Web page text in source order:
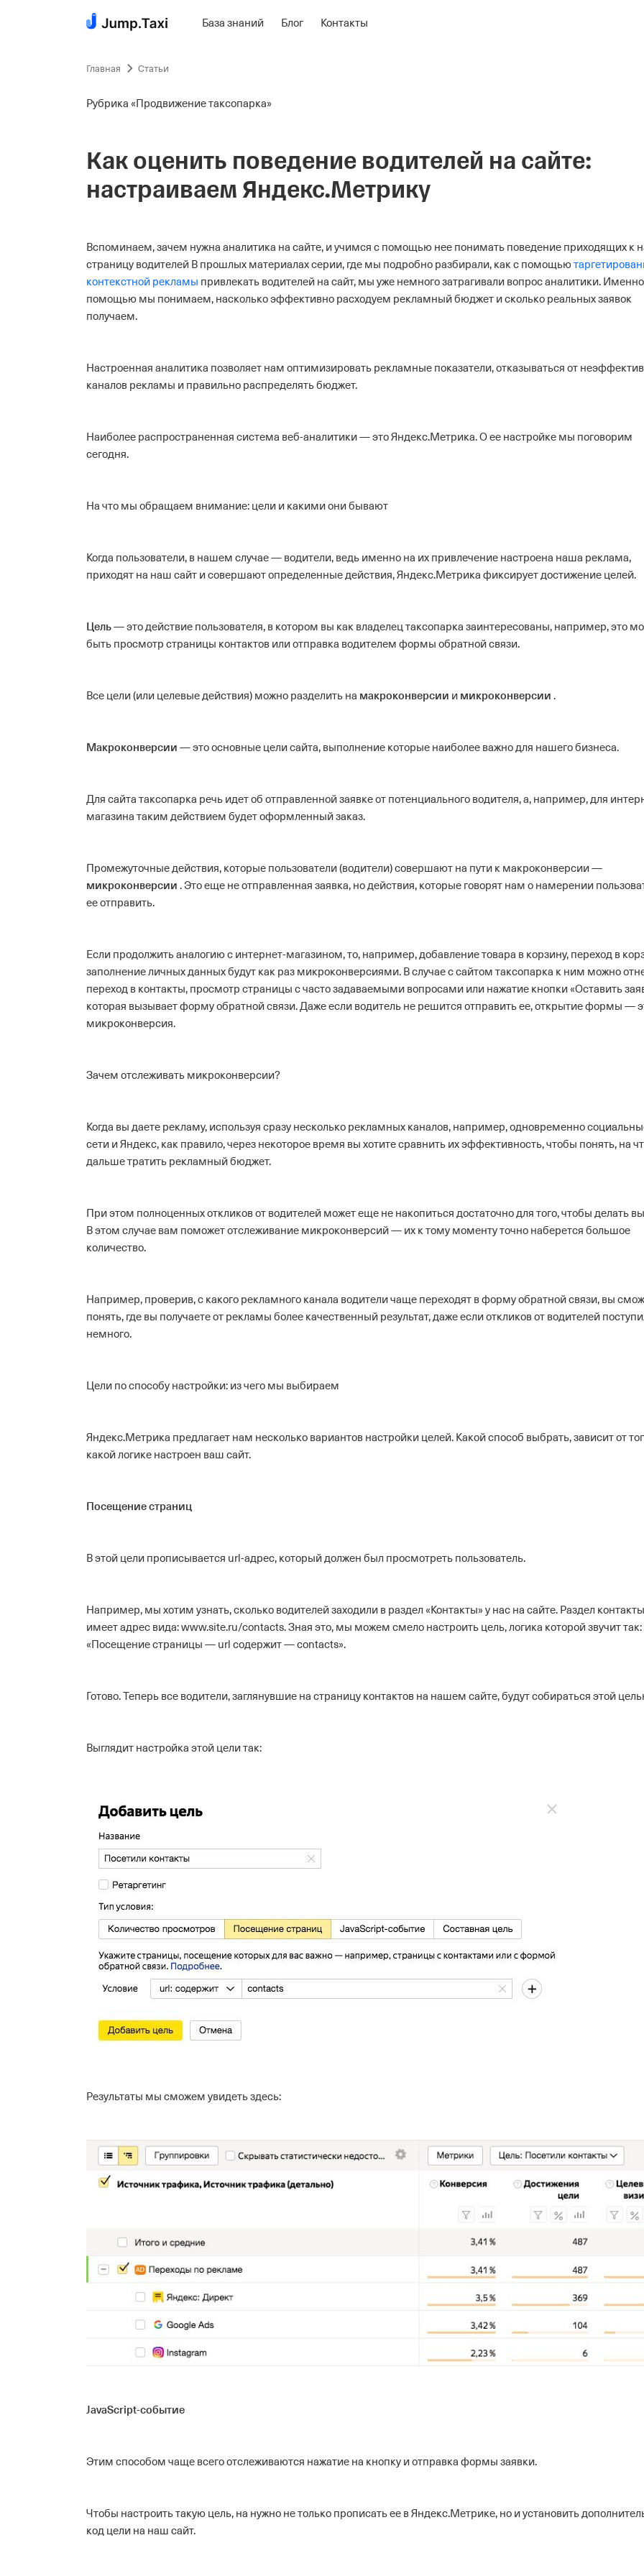
База знаний Блог Контакты
Главная Статьи
Рубрика «Продвижение таксопарка»
Как оценить поведение водителей на сайте:
настраиваем Яндекс.Метрику
Вспоминаем, зачем нужна аналитика на сайте, и учимся с помощью нее понимать поведение приходящих к
страницу водителей В прошлых материалах серии, где мы подробно разбирали, как с помощью
контекстной рекламы привлекать водителей на сайт, мы уже немного затрагивали вопрос аналитики.
помощью мы понимаем, насколько эффективно расходуем рекламный бюджет и сколько реальных заявок
получаем.
Настроенная аналитика позволяет нам оптимизировать рекламные показатели, отказываться от
каналов рекламы и правильно распределять бюджет.
Наиболее распространенная система веб-аналитики — это Яндекс.Метрика. О ее настройке мы поговорим
сегодня.
На что мы обращаем внимание: цели и какими они бывают
Когда пользователи, в нашем случае — водители, ведь именно на их привлечение настроена наша реклама,
приходят на наш сайт и совершают определенные действия, Яндекс.Метрика фиксирует достижение целей.
Цель— это действие пользователя, в котором вы как владелец таксопарка заинтересованы, например, это
быть просмотр страницы контактов или отправка водителем формы обратной связи.
Все цели (или целевые действия) можно разделить на макроконверсии и микроконверсии .
Макроконверсии — это основные цели сайта, выполнение которые наиболее важно для нашего бизнеса.
Для сайта таксопарка речь идет об отправленной заявке от потенциального водителя, а, например, для
магазина таким действием будет оформленный заказ.
Промежуточные действия, которые пользователи (водители) совершают на пути к макроконверсии —
микроконверсии . Это еще не отправленная заявка, но действия, которые говорят нам о намерении
ее отправить.
Если продолжить аналогию с интернет-магазином, то, например, добавление товара в корзину, переход в
заполнение личных данных будут как раз микроконверсиями. В случае с сайтом таксопарка к ним можно
переход в контакты, просмотр страницы с часто задаваемыми вопросами или нажатие кнопки «Оставить
которая вызывает форму обратной связи. Даже если водитель не решится отправить ее, открытие формы —
микроконверсия.
Зачем отслеживать микроконверсии?
Когда вы даете рекламу, используя сразу несколько рекламных каналов, например, одновременно
сети и Яндекс, как правило, через некоторое время вы хотите сравнить их эффективность, чтобы понять, на
дальше тратить рекламный бюджет.
При этом полноценных откликов от водителей может еще не накопиться достаточно для того, чтобы делать
В этом случае вам поможет отслеживание микроконверсий — их к тому моменту точно наберется большое
количество.
Например, проверив, с какого рекламного канала водители чаще переходят в форму обратной связи, вы
понять, где вы получаете от рекламы более качественный результат, даже если откликов от водителей
немного.
Цели по способу настройки: из чего мы выбираем
Яндекс.Метрика предлагает нам несколько вариантов настройки целей. Какой способ выбрать, зависит от
какой логике настроен ваш сайт.
Посещение страниц
В этой цели прописывается url-адрес, который должен был просмотреть пользователь.
Например, мы хотим узнать, сколько водителей заходили в раздел «Контакты» у нас на сайте. Раздел контакты
имеет адрес вида: www.site.ru/contacts. Зная это, мы можем смело настроить цель, логика которой звучит так:
«Посещение страницы — url содержит — contacts».
Готово. Теперь все водители, заглянувшие на страницу контактов на нашем сайте, будут собираться этой
Выглядит настройка этой цели так:
Результаты мы сможем увидеть здесь:
JavaScript-событие
Этим способом чаще всего отслеживаются нажатие на кнопку и отправка формы заявки.
Чтобы настроить такую цель, на нужно не только прописать ее в Яндекс.Метрике, но и установить
код цели на наш сайт.